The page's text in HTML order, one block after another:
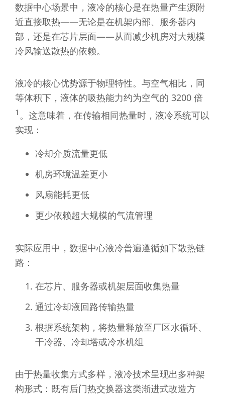
数据中心场景中，液冷的核心是在热量产生源附
近直接取热——无论是在机架内部、服务器内
部，还是在芯片层面——从而减少机房对大规模
冷风输送散热的依赖。
液冷的核心优势源于物理特性。与空气相比，同
等体积下，液体的吸热能力约为空气的 3200 倍
1 。这意味着，在传输相同热量时，液冷系统可以
实现：
冷却介质流量更低
机房环境温差更小
风扇能耗更低
更少依赖超大规模的气流管理
实际应用中，数据中心液冷普遍遵循如下散热链
路：
在芯片、服务器或机架层面收集热量
通过冷却液回路传输热量
根据系统架构，将热量释放至厂区水循环、
干冷器、冷却塔或冷水机组
由于热量收集方式多样，液冷技术呈现出多种架
构形式：既有后门热交换器这类渐进式改造方